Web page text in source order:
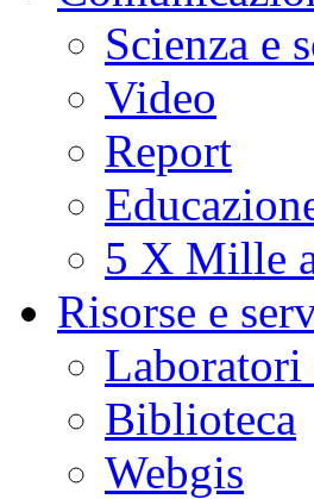
Scienza e
Video
Report
5 X Mille
Risorse e
Laboratori
Biblioteca
Webgis